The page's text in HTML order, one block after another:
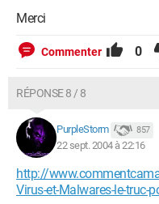
Merci
Commenter 0
RÉPONSE 8 / 8
PurpleStorm 857
22 sept. 2004 à 22:16
http://
Virus-et-Malwares-le-truc-